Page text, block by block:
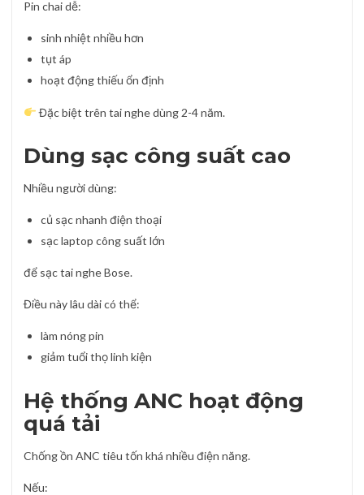
Pin chai dễ:
sinh nhiệt nhiều hơn
tụt áp
hoạt động thiếu ổn định
Đặc biệt trên tai nghe dùng 2-4 năm.
Dùng sạc công suất cao
Nhiều người dùng:
củ sạc nhanh điện thoại
sạc laptop công suất lớn
để sạc tai nghe Bose.
Điều này lâu dài có thể:
làm nóng pin
giảm tuổi thọ linh kiện
Hệ thống ANC hoạt động
quá tải
Chống ồn ANC tiêu tốn khá nhiều điện năng.
Nếu: